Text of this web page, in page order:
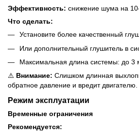
Эффективность: снижение шума на
Что сделать:
Установите более качественный
Или дополнительный глушитель в
Максимальная длина системы: до 3
⚠️ Внимание: Слишком длинная
обратное давление и вредит двигателю.
Режим эксплуатации
Временные ограничения
Рекомендуется: